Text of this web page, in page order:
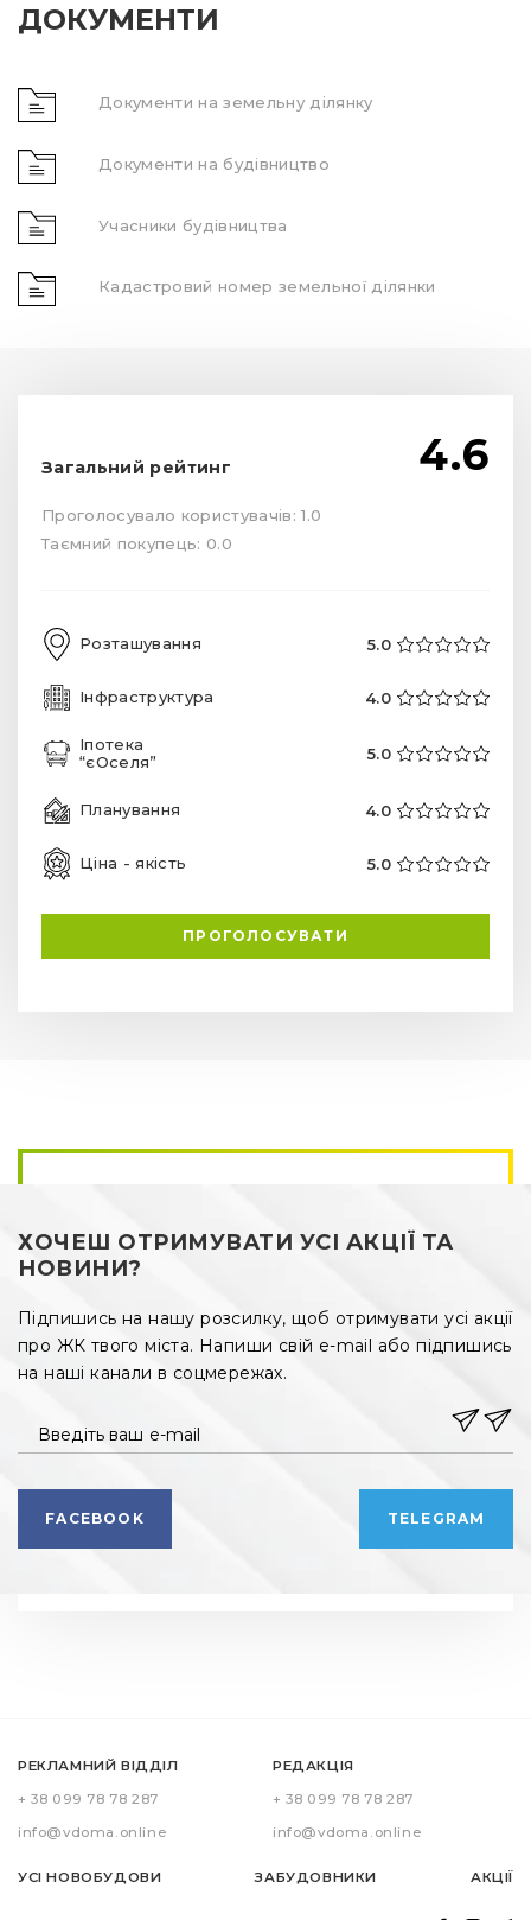
ДОКУМЕНТИ
Документи на земельну ділянку
Документи на будівництво
Учасники будівництва
Кадастровий номер земельної ділянки
Загальний рейтинг 4.6
Проголосувало користувачів: 1.0
Таємний покупець: 0.0
Розташування 5.0
Інфраструктура 4.0
Іпотека
“єОселя”
5.0
Планування 4.0
Ціна - якість 5.0
ПРОГОЛОСУВАТИ
ХОЧЕШ ОТРИМУВАТИ УСІ АКЦІЇ ТА
НОВИНИ?
Підпишись на нашу розсилку, щоб отримувати усі акції
про ЖК твого міста. Напиши свій e-mail або підпишись
на наші канали в соцмережах.
Введіть ваш e-mail
FACEBOOK TELEGRAM
РЕКЛАМНИЙ ВІДДІЛ
+ 38 099 78 78 287
info@vdoma.online
РЕДАКЦІЯ
+ 38 099 78 78 287
info@vdoma.online
АКЦІЇ
ЗАБУДОВНИКИ
УСІ НОВОБУДОВИ